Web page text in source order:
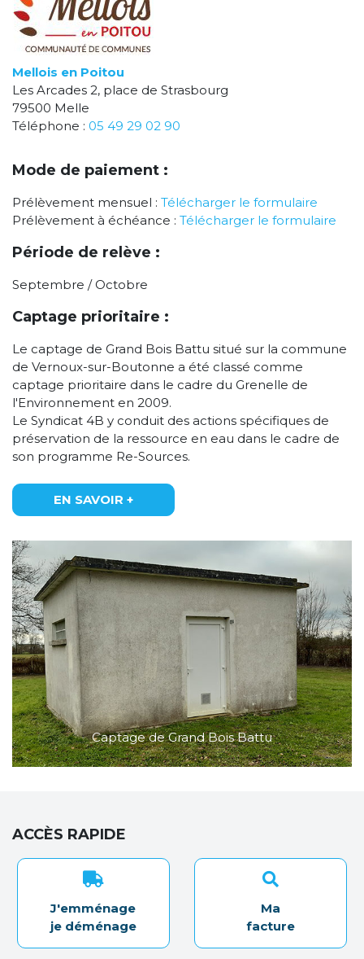
Mellois en Poitou
Les Arcades 2, place de Strasbourg
79500 Melle
Téléphone : 05 49 29 02 90
Mode de paiement :
Prélèvement mensuel : Télécharger le formulaire
Prélèvement à échéance : Télécharger le formulaire
Période de relève :
Septembre / Octobre
Captage prioritaire :
Le captage de Grand Bois Battu situé sur la commune
de Vernoux-sur-Boutonne a été classé comme
captage prioritaire dans le cadre du Grenelle de
l'Environnement en 2009.
Le Syndicat 4B y conduit des actions spécifiques de
préservation de la ressource en eau dans le cadre de
son programme Re-Sources.
EN SAVOIR +
Captage de Grand Bois Battu
ACCÈS RAPIDE
J'emménage
je déménage
Ma
facture